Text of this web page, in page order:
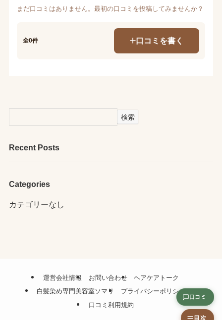
まだ口コミはありません。最初の口コミを投稿してみませんか？
全0件 口コミを書く
検索
Recent Posts
Categories
カテゴリーなし
運営会社情報 お問い合わせ
ヘアケアトーク
白髪染め専門美容室ソマリ
プライバシーポリシー
口コミ利用規約
口コミ
目次